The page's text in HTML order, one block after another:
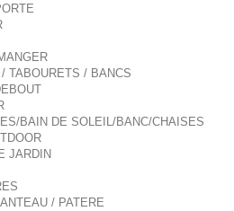
TABOURETS / BANCS
BAIN DE SOLEIL/BANC/CHAISES
JARDIN
/ PATERE